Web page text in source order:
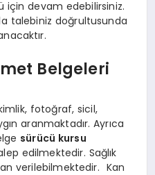
için devam edebilirsiniz.
talebiniz doğrultusunda
Belgeleri
fotoğraf, sicil,
aranmaktadır. Ayrıca
sürücü kursu
edilmektedir. Sağlık
verilebilmektedir. Kan